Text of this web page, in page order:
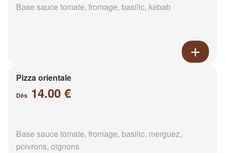
Base sauce tomate, fromage, basilic, kebab
Pizza orientale
Dès 14.00 €
Base sauce tomate, fromage, basilic, merguez,
poivrons, oignons